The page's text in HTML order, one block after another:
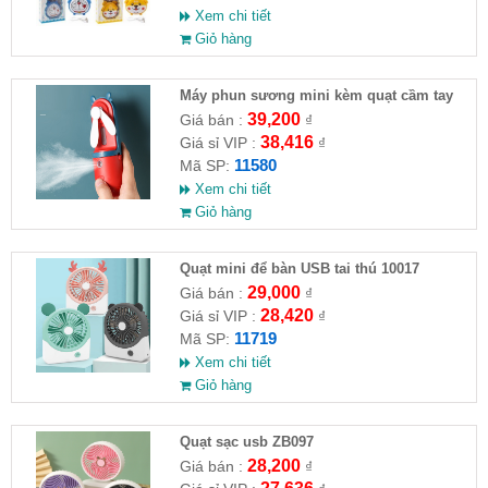
Xem chi tiết
Giỏ hàng
Máy phun sương mini kèm quạt cầm tay
Giá bán : 39,200₫
Giá sỉ VIP : 38,416₫
Mã SP: 11580
Xem chi tiết
Giỏ hàng
Quạt mini để bàn USB tai thú 10017
Giá bán : 29,000₫
Giá sỉ VIP : 28,420₫
Mã SP: 11719
Xem chi tiết
Giỏ hàng
Quạt sạc usb ZB097
Giá bán : 28,200₫